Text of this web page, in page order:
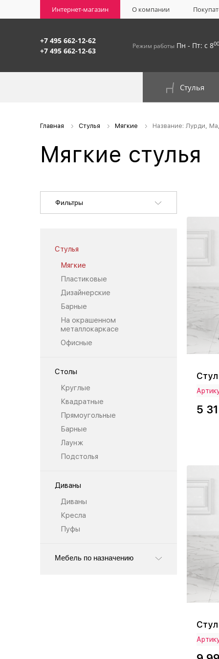
Интернет-магазин О компании
+7 495 662-12-62
+7 495 662-12-63
Режим работы Пн - Пт: с 8
Стулья
Главная Стулья Мягкие Название: Лурди,
Мягкие стулья
Фильтры
Стулья
Мягкие
Пластиковые
Дизайнерские
Барные
На окрашенном
металлокаркасе
Офисные
Столы
Круглые
Квадратные
Прямоугольные
Барные
Лаунж
Подстолья
Диваны
Диваны
Кресла
Пуфы
Мебель по назначению
5